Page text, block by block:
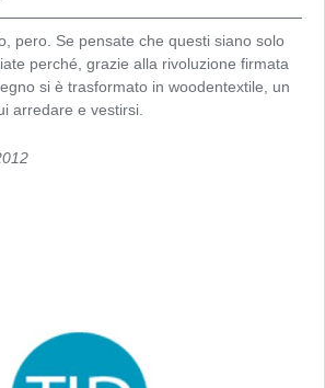
pero. Se pensate che questi siano solo
perché, grazie alla rivoluzione firmata
si è trasformato in woodentextile, un
arredare e vestirsi.